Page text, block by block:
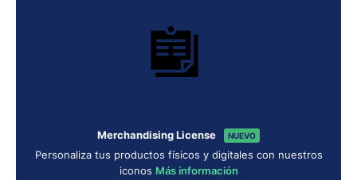
Merchandising License NUEVO
Personaliza tus productos físicos y digitales con nuestros
iconos Más información